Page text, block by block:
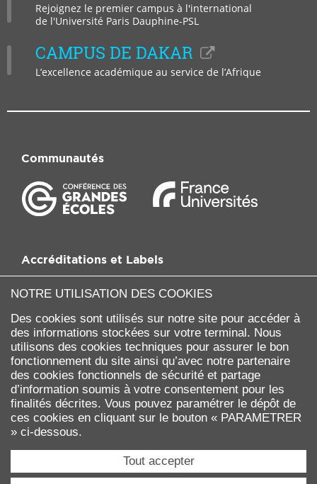
NOTRE UTILISATION DES COOKIES
Des cookies sont utilisés sur notre site pour accéder à
des informations stockées sur votre terminal. Nous
utilisons des cookies techniques pour assurer le bon
fonctionnement du site ainsi qu’avec notre partenaire
des cookies fonctionnels de sécurité et partage
d’information soumis à votre consentement pour les
finalités décrites. Vous pouvez paramétrer le dépôt de
ces cookies en cliquant sur le bouton « PARAMETRER
» ci-dessous.
Tout accepter
Rejoignez le premier campus à l'international
de l'Université Paris Dauphine-PSL
CAMPUS DE DAKAR
L’excellence académique au service de l’Afrique
Université Paris Dauphine - PSL
75775 PARIS Cedex 16
Communautés
Accréditations et Labels